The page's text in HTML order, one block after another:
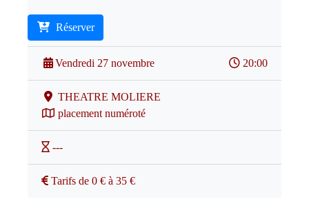
Réserver
Vendredi 27 novembre 20:00
THEATRE MOLIERE
placement numéroté
---
Tarifs de 0 € à 35 €